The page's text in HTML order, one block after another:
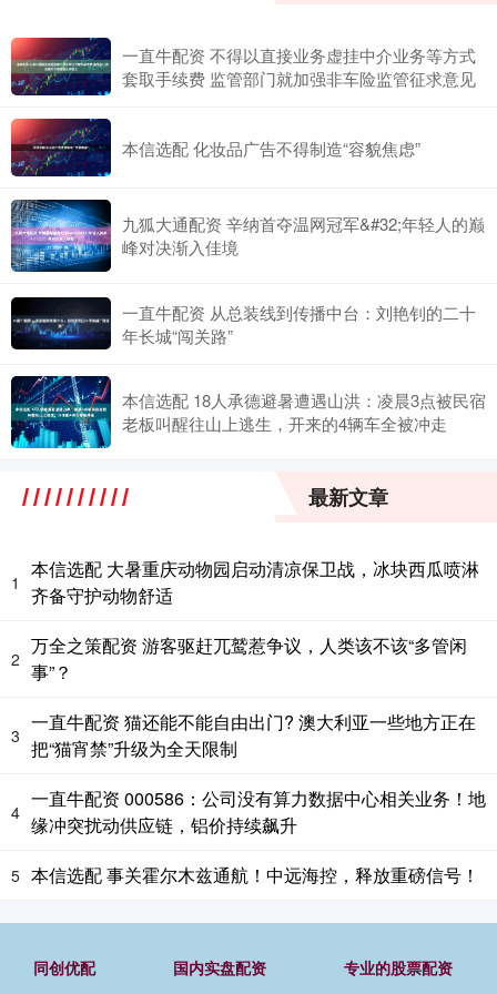
一直牛配资 不得以直接业务虚挂中介业务等方式
套取手续费 监管部门就加强非车险监管征求意见
本信选配 化妆品广告不得制造“容貌焦虑”
九狐大通配资 辛纳首夺温网冠军&#32;年轻人的巅
峰对决渐入佳境
一直牛配资 从总装线到传播中台：刘艳钊的二十
年长城“闯关路”
本信选配 18人承德避暑遭遇山洪：凌晨3点被民宿
老板叫醒往山上逃生，开来的4辆车全被冲走
最新文章
1
本信选配 大暑重庆动物园启动清凉保卫战，冰块西瓜喷淋
齐备守护动物舒适
2
万全之策配资 游客驱赶兀鹫惹争议，人类该不该“多管闲
事”？
3
一直牛配资 猫还能不能自由出门? 澳大利亚一些地方正在
把“猫宵禁”升级为全天限制
4
一直牛配资 000586：公司没有算力数据中心相关业务！地
缘冲突扰动供应链，铝价持续飙升
5 本信选配 事关霍尔木兹通航！中远海控，释放重磅信号！
同创优配 国内实盘配资 专业的股票配资